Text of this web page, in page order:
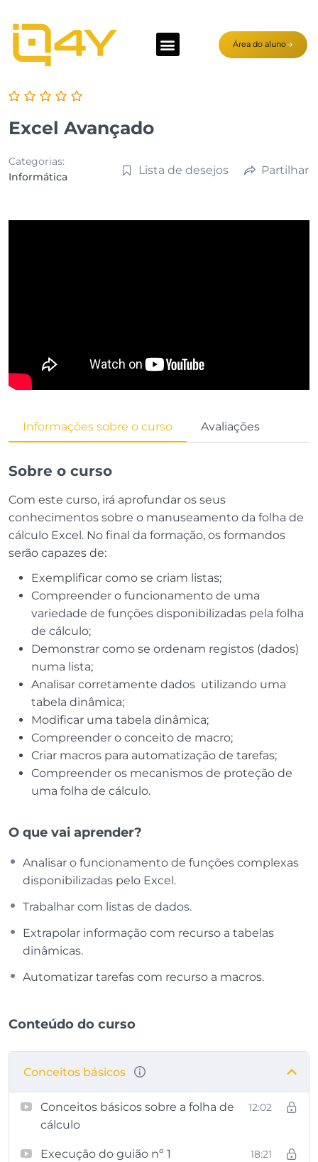
Área do aluno
Excel Avançado
Categorias:
Informática
Lista de desejos Partilhar
Informações sobre o curso Avaliações
Sobre o curso
Com este curso, irá aprofundar os seus
conhecimentos sobre o manuseamento da folha de
cálculo Excel. No final da formação, os formandos
serão capazes de:
Exemplificar como se criam listas;
Compreender o funcionamento de uma
variedade de funções disponibilizadas pela folha
de cálculo;
Demonstrar como se ordenam registos (dados)
numa lista;
Analisar corretamente dados utilizando uma
tabela dinâmica;
Modificar uma tabela dinâmica;
Compreender o conceito de macro;
Criar macros para automatização de tarefas;
Compreender os mecanismos de proteção de
uma folha de cálculo.
O que vai aprender?
Analisar o funcionamento de funções complexas
disponibilizadas pelo Excel.
Trabalhar com listas de dados.
Extrapolar informação com recurso a tabelas
dinâmicas.
Automatizar tarefas com recurso a macros.
Conteúdo do curso
Conceitos básicos
Conceitos básicos sobre a folha de
cálculo
12:02
Execução do guião nº 1 18:21